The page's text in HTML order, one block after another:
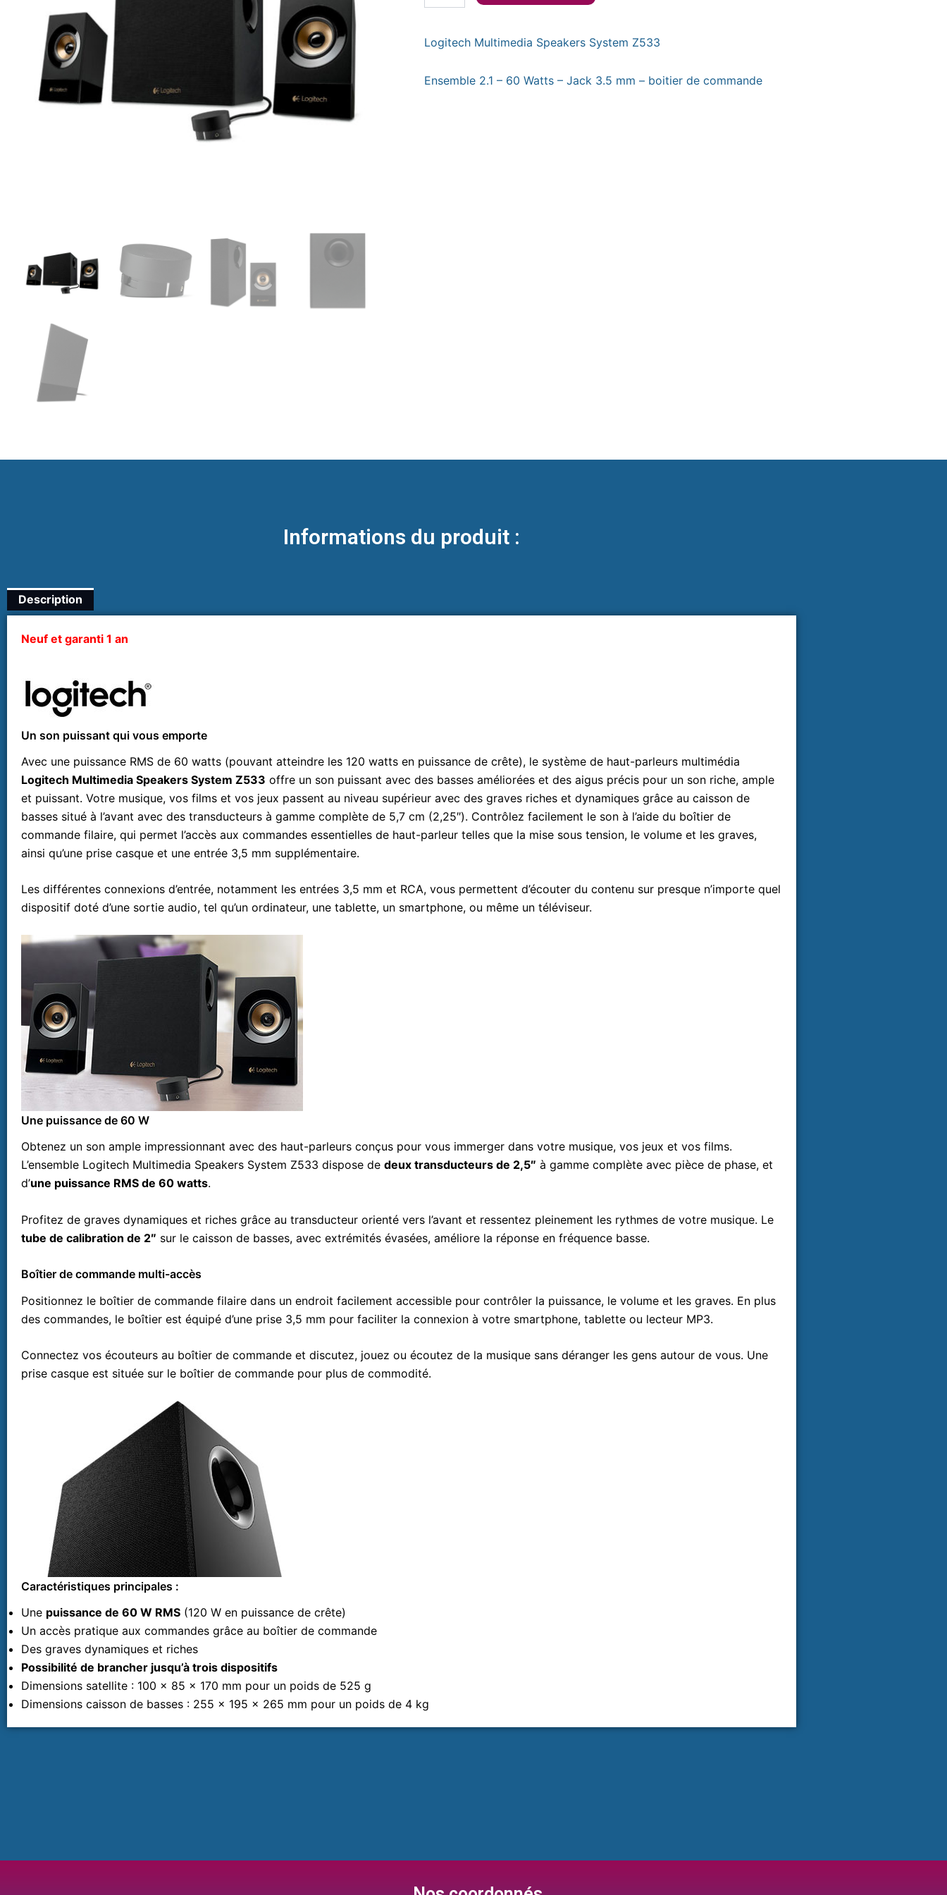
Speakers
Logitech Multimedia Speakers System Z533
Ensemble 2.1 – 60 Watts – Jack 3.5 mm – boitier de commande
Informations du produit :
Description
Neuf et garanti 1 an
Un son puissant qui vous emporte
Avec une puissance RMS de 60 watts (pouvant atteindre les 120 watts en puissance de crête), le système de haut-parleurs multimédia
Logitech Multimedia Speakers System Z533 offre un son puissant avec des basses améliorées et des aigus précis pour un son riche, ample
et puissant. Votre musique, vos films et vos jeux passent au niveau supérieur avec des graves riches et dynamiques grâce au caisson de
basses situé à l’avant avec des transducteurs à gamme complète de 5,7 cm (2,25″). Contrôlez facilement le son à l’aide du boîtier de
commande filaire, qui permet l’accès aux commandes essentielles de haut-parleur telles que la mise sous tension, le volume et les graves,
ainsi qu’une prise casque et une entrée 3,5 mm supplémentaire.
Les différentes connexions d’entrée, notamment les entrées 3,5 mm et RCA, vous permettent d’écouter du contenu sur presque n’importe quel
dispositif doté d’une sortie audio, tel qu’un ordinateur, une tablette, un smartphone, ou même un téléviseur.
Une puissance de 60 W
Obtenez un son ample impressionnant avec des haut-parleurs conçus pour vous immerger dans votre musique, vos jeux et vos films.
L’ensemble Logitech Multimedia Speakers System Z533 dispose de deux transducteurs de 2,5″ à gamme complète avec pièce de phase, et
d’une puissance RMS de 60 watts.
Profitez de graves dynamiques et riches grâce au transducteur orienté vers l’avant et ressentez pleinement les rythmes de votre musique. Le
tube de calibration de 2″ sur le caisson de basses, avec extrémités évasées, améliore la réponse en fréquence basse.
Boîtier de commande multi-accès
Positionnez le boîtier de commande filaire dans un endroit facilement accessible pour contrôler la puissance, le volume et les graves. En plus
des commandes, le boîtier est équipé d’une prise 3,5 mm pour faciliter la connexion à votre smartphone, tablette ou lecteur MP3.
Connectez vos écouteurs au boîtier de commande et discutez, jouez ou écoutez de la musique sans déranger les gens autour de vous. Une
prise casque est située sur le boîtier de commande pour plus de commodité.
Caractéristiques principales :
Une puissance de 60 W RMS (120 W en puissance de crête)
Un accès pratique aux commandes grâce au boîtier de commande
Des graves dynamiques et riches
Possibilité de brancher jusqu’à trois dispositifs
Dimensions satellite : 100 x 85 x 170 mm pour un poids de 525 g
Dimensions caisson de basses : 255 x 195 x 265 mm pour un poids de 4 kg